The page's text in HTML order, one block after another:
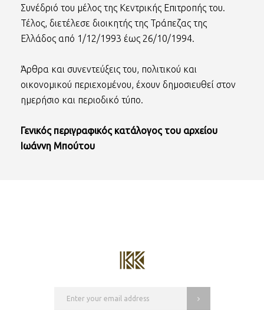
Συνέδριό του μέλος της Κεντρικής Επιτροπής του.
Τέλος, διετέλεσε διοικητής της Τράπεζας της
Ελλάδος από 1/12/1993 έως 26/10/1994.
Άρθρα και συνεντεύξεις του, πολιτικού και
οικονομικού περιεχομένου, έχουν δημοσιευθεί στον
ημερήσιο και περιοδικό τύπο.
Γενικός περιγραφικός κατάλογος του αρχείου
Ιωάννη Μπούτου